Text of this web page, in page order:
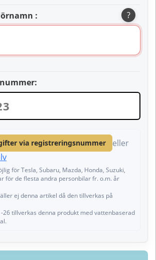
: ?
via registreringsnummer
eller
för Tesla, Subaru, Mazda, Honda, Suzuki,
för de flesta andra personbilar fr. o.m. år
ej denna artikel då den tillverkas på
26 tillverkas denna produkt med vattenbaserad